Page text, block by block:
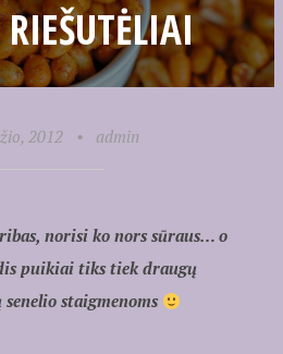
2012 • admin
norisi ko nors sūraus… o
puikiai tiks tiek draugų
staigmenoms